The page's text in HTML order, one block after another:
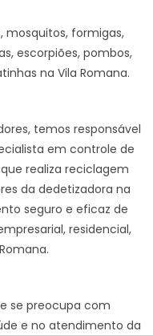
mosquitos, formigas,
escorpiões, pombos,
na Vila Romana.
temos responsável
em controle de
realiza reciclagem
da dedetizadora na
seguro e eficaz de
residencial,
se preocupa com
e no atendimento da